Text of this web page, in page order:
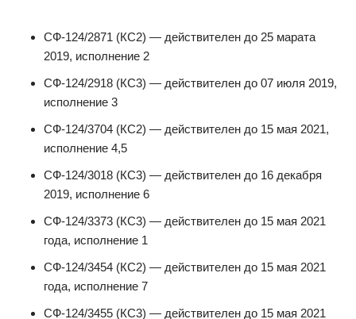
СФ-124/2871 (КС2) — действителен до 25 марата
2019, исполнение 2
СФ-124/2918 (КС3) — действителен до 07 июля 2019,
исполнение 3
СФ-124/3704 (КС2) — действителен до 15 мая 2021,
исполнение 4,5
СФ-124/3018 (КС3) — действителен до 16 декабря
2019, исполнение 6
СФ-124/3373 (КС3) — действителен до 15 мая 2021
года, исполнение 1
СФ-124/3454 (КС2) — действителен до 15 мая 2021
года, исполнение 7
СФ-124/3455 (КС3) — действителен до 15 мая 2021